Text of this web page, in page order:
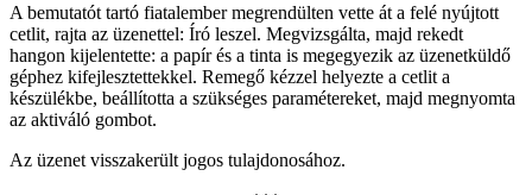
A bemutatót tartó fiatalember megrendülten vette át a felé nyújtott
cetlit, rajta az üzenettel: Író leszel. Megvizsgálta, majd rekedt
hangon kijelentette: a papír és a tinta is megegyezik az üzenetküldő
géphez kifejlesztettekkel. Remegő kézzel helyezte a cetlit a
készülékbe, beállította a szükséges paramétereket, majd megnyomta
az aktiváló gombot.
Az üzenet visszakerült jogos tulajdonosához.